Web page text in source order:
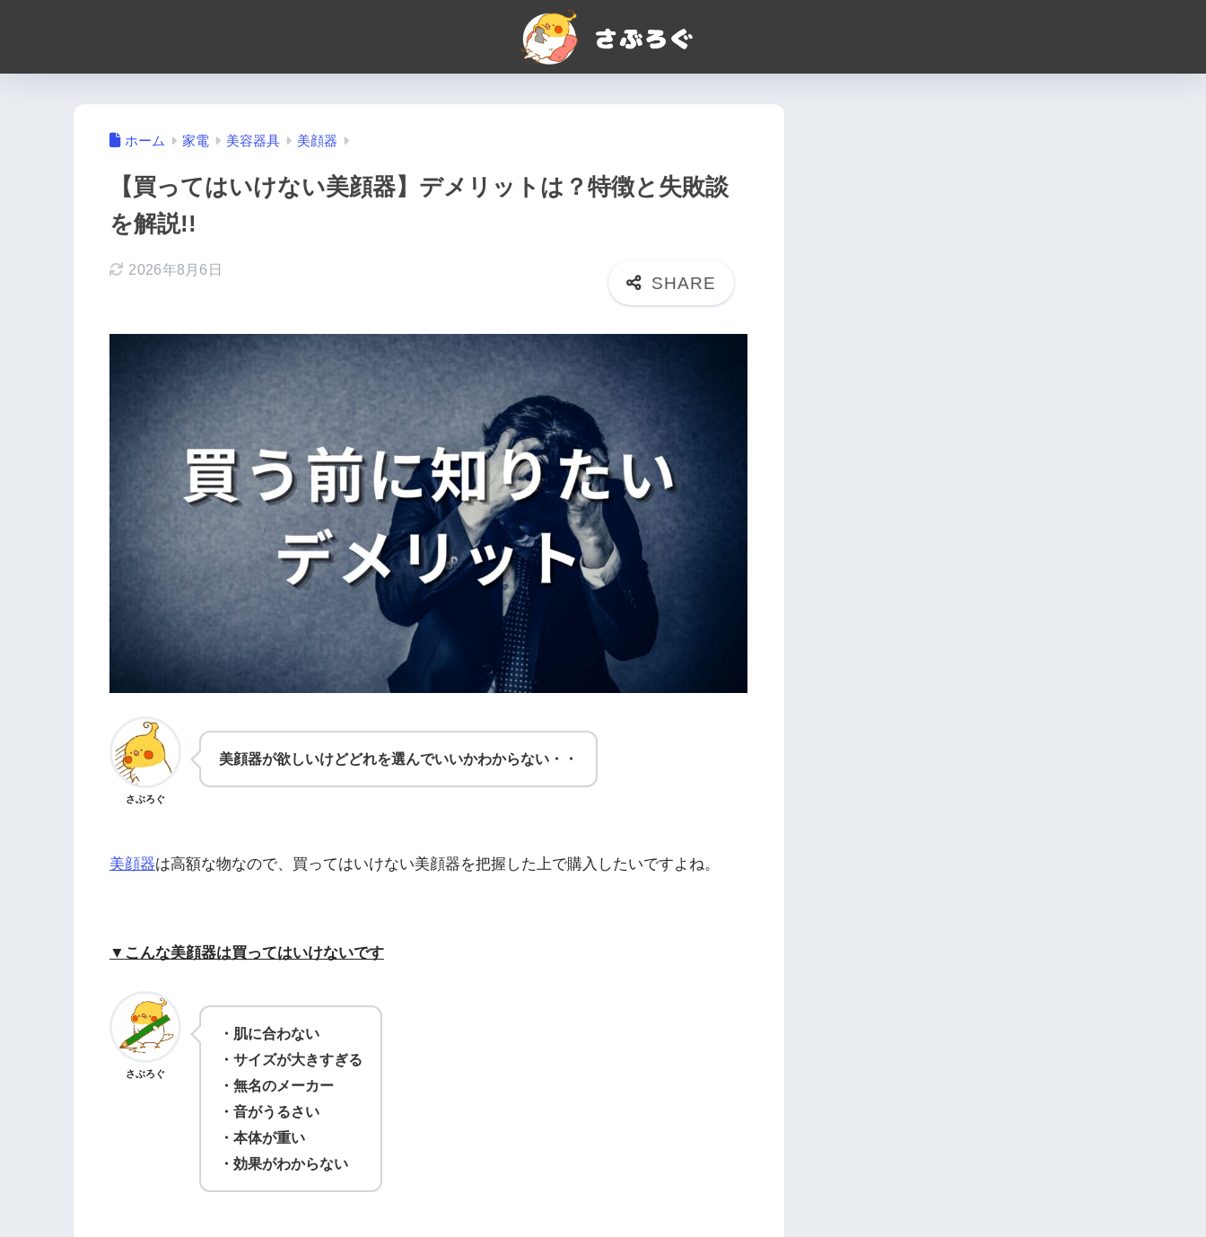
ホーム 家電 美容器具 美顔器
【買ってはいけない美顔器】デメリットは？特徴と失敗談
を解説!!
2026年8月6日
さぶろぐ
美顔器が欲しいけどどれを選んでいいかわからない・・
美顔器は高額な物なので、買ってはいけない美顔器を把握した上で購入したいですよね。
▼こんな美顔器は買ってはいけないです
さぶろぐ
・肌に合わない
・サイズが大きすぎる
・無名のメーカー
・音がうるさい
・本体が重い
・効果がわからない